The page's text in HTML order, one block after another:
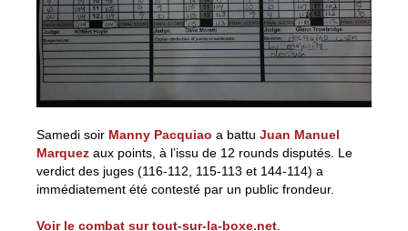
Samedi soir Manny Pacquiao a battu Juan Manuel
Marquez aux points, à l’issu de 12 rounds disputés. Le
verdict des juges (116-112, 115-113 et 144-114) a
immédiatement été contesté par un public frondeur.
Voir le combat sur tout-sur-la-boxe.net